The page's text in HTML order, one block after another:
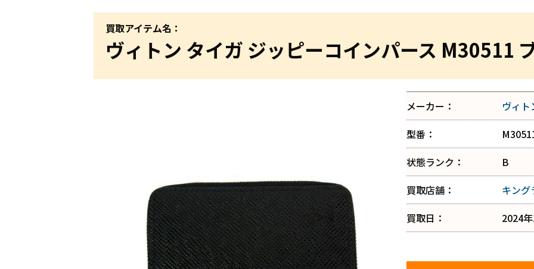
買取アイテム名：
ヴィトン タイガ ジッピーコインパース M30511
メーカー：
ヴィト
型番：
状態ランク：
B
買取店舗：
キング
買取日：
2024